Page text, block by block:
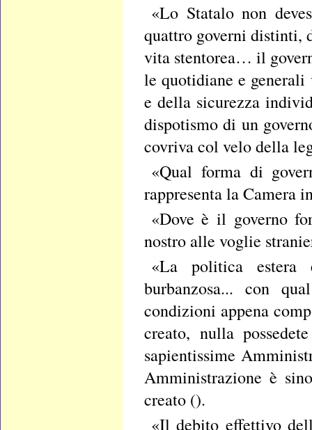
«Lo Statalo non
quattro governi distinti,
vita stentorea… il
le quotidiane e
e della sicurezza
dispotismo di un
covriva col velo della
«Qual forma di
rappresenta la Camera
«Dove è il governo
nostro alle voglie
«La politica estera
burbanzosa... con
condizioni appena
creato, nulla
sapientissime
Amministrazione è
creato ().
«Il debito effettivo